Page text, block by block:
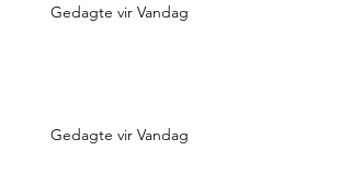
Gedagte vir Vandag
Gedagte vir Vandag